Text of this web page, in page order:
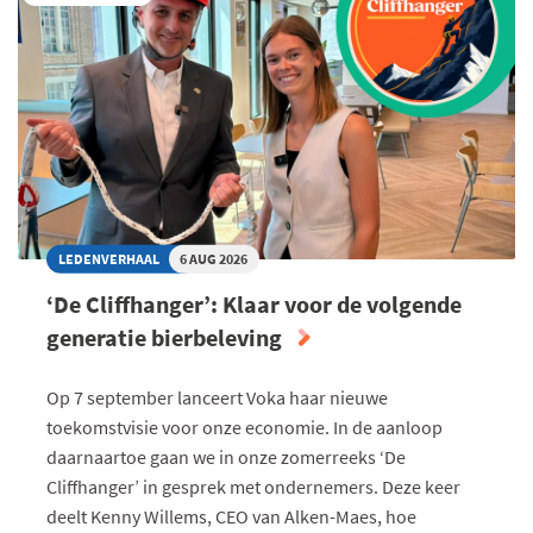
LEDENVERHAAL 6 AUG 2026
‘De Cliffhanger’: Klaar voor de volgende
generatie bierbeleving
Op 7 september lanceert Voka haar nieuwe
toekomstvisie voor onze economie. In de aanloop
daarnaartoe gaan we in onze zomerreeks ‘De
Cliffhanger’ in gesprek met ondernemers. Deze keer
deelt Kenny Willems, CEO van Alken-Maes, hoe